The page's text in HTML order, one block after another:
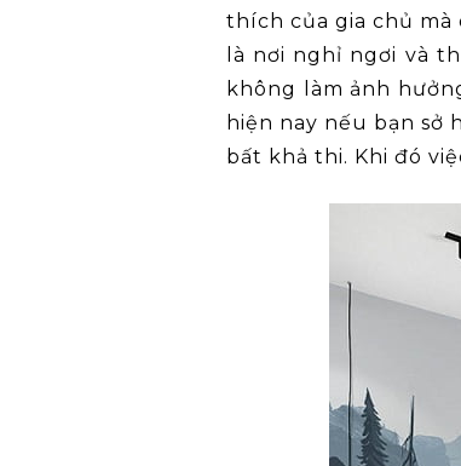
thích của gia chủ
là nơi nghỉ ngơi và
không làm ảnh
hiện nay nếu bạn
bất khả thi. Khi đó